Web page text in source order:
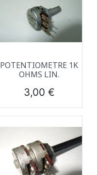
POTENTIOMETRE 1K
OHMS LIN.
Prix
3,00 €